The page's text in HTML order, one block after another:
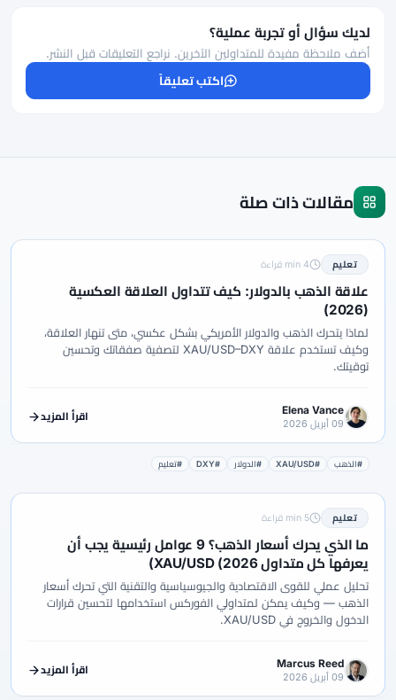
لديك سؤال أو تجربة عملية؟
أضف ملاحظة مفيدة للمتداولين الآخرين. نراجع التعليقات قبل النشر.
اكتب تعليقاً
مقالات ذات صلة
تعليم 4 min قراءة
علاقة الذهب بالدولار: كيف تتداول العلاقة العكسية
(2026)
لماذا يتحرك الذهب والدولار الأمريكي بشكل عكسي، متى تنهار العلاقة،
وكيف تستخدم علاقة XAU/USD–DXY لتصفية صفقاتك وتحسين
توقيتك.
Elena Vance
09 أبريل 2026
اقرأ المزيد
#الذهب #XAU/USD #الدولار #DXY #تعليم
تعليم 5 min قراءة
ما الذي يحرك أسعار الذهب؟ 9 عوامل رئيسية يجب أن
يعرفها كل متداول XAU/USD (2026)
تحليل عملي للقوى الاقتصادية والجيوسياسية والتقنية التي تحرك أسعار
الذهب — وكيف يمكن لمتداولي الفوركس استخدامها لتحسين قرارات
الدخول والخروج في XAU/USD.
Marcus Reed
09 أبريل 2026
اقرأ المزيد